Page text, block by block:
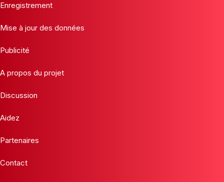
Enregistrement
Mise à jour des données
Publicité
A propos du projet
Discussion
Aidez
Partenaires
Contact